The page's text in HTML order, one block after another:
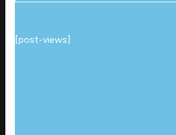
[post-views]